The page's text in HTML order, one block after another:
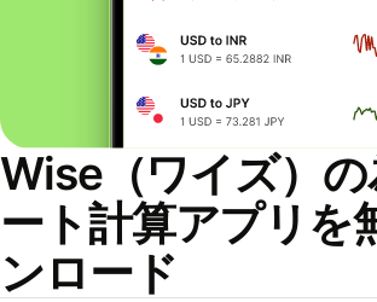
Wise（ワイズ）の
ート計算アプリを
ンロード